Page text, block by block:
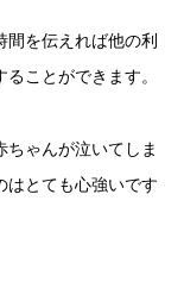
を伝えれば他の利
ことができます。
ゃんが泣いてしま
はとても心強いです